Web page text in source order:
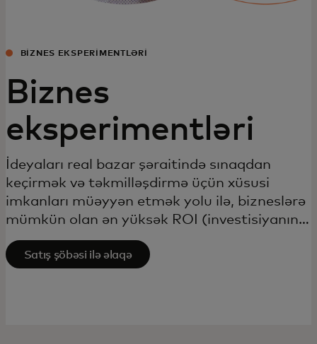
BIZNES EKSPERIMENTLƏRI
Biznes
eksperimentləri
İdeyaları real bazar şəraitində sınaqdan
keçirmək və təkmilləşdirmə üçün xüsusi
imkanları müəyyən etmək yolu ilə, bizneslərə
mümkün olan ən yüksək ROI (investisiyanın
gəlirliliyi) qərarlarını vermək imkanı yaradır.
Satış şöbəsi ilə əlaqə